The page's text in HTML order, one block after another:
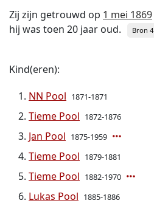
Zij zijn getrouwd op 1 mei 1869
hij was toen 20 jaar oud.
Bron 4
Kind(eren):
NN Pool 1871-1871
Tieme Pool 1872-1876
Jan Pool 1875-1959
Tieme Pool 1879-1881
Tieme Pool 1882-1970
Lukas Pool 1885-1886